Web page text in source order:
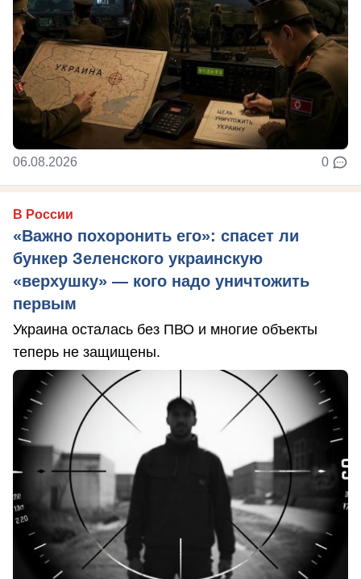
06.08.2026 0
В России
«Важно похоронить его»: спасет ли
бункер Зеленского украинскую
«верхушку» — кого надо уничтожить
первым
Украина осталась без ПВО и многие объекты
теперь не защищены.